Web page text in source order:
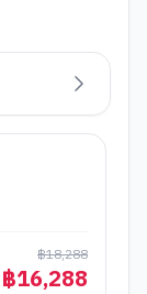
฿18,288
฿16,288